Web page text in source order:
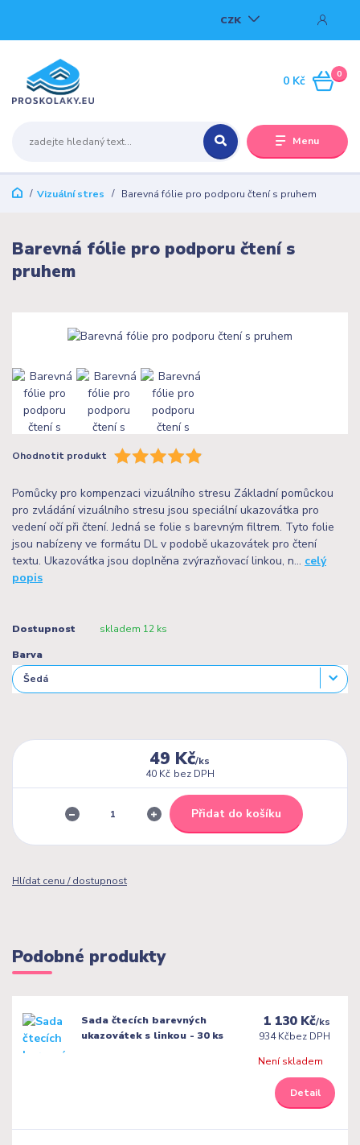
Menu
CZK
0
0 Kč
Vizuální stres Barevná fólie pro podporu čtení s pruhem
Barevná fólie pro podporu čtení s
pruhem
Ohodnotit produkt
Pomůcky pro kompenzaci vizuálního stresu Základní pomůckou
pro zvládání vizuálního stresu jsou speciální ukazovátka pro
vedení očí při čtení. Jedná se folie s barevným filtrem. Tyto folie
jsou nabízeny ve formátu DL v podobě ukazovátek pro čtení
textu. Ukazovátka jsou doplněna zvýrazňovací linkou, n... celý
popis
Dostupnost skladem 12 ks
Barva
49 Kč/ks
40 Kč bez DPH
Přidat do košíku
Hlídat cenu / dostupnost
Podobné produkty
Sada čtecích barevných
ukazovátek s linkou - 30 ks
1 130 Kč/ks
934 Kčbez DPH
Není skladem
Detail